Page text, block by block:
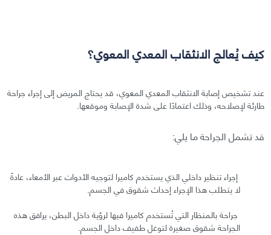
كيف يُعالج الانثقاب المعدي المعوي؟
عند تشخيص إصابة الانثقاب المعدي المعوي، قد يحتاج المريض إلى إجراء جراحة
طارئة لإصلاحه، وذلك اعتمادًا على شدة الإصابة وموقعها.
قد تشمل الجراحة ما يلي:
إجراء تنظير داخلي الذي يستخدم كاميرا لتوجيه الأدوات عبر الأمعاء، عادةً
لا يتطلب هذا الإجراء إحداث شقوق في الجسم.
جراحة بالمنظار التي تُستخدم كاميرا فيها لرؤية داخل البطن، يرافق هذه
الجراحة شقوق صغيرة لتوغل طفيف داخل الجسم.